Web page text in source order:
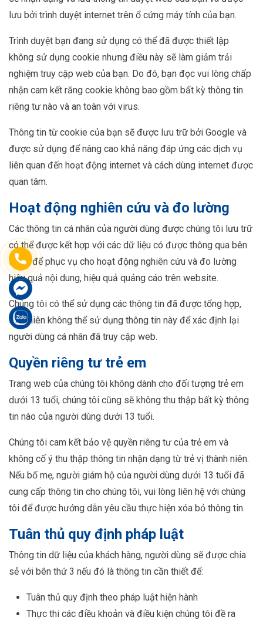
lưu bởi trình duyệt internet trên ổ cứng máy tính của bạn.
Trình duyệt bạn đang sử dụng có thể đã được thiết lập
không sử dụng cookie nhưng điều này sẽ làm giảm trải
nghiệm truy cập web của bạn. Do đó, bạn đọc vui lòng chấp
nhận cam kết răng cookie không bao gồm bất kỳ thông tin
riêng tư nào và an toàn với virus.
Thông tin từ cookie của bạn sẽ được lưu trữ bởi Google và
được sử dụng để nâng cao khả năng đáp ứng các dịch vụ
liên quan đến hoạt động internet và cách dùng internet được
quan tâm.
Hoạt động nghiên cứu và đo lường
Các thông tin cá nhân của người dùng được chúng tôi lưu trữ
có thể được kết hợp với các dữ liệu có được thông qua bên
thứ 3 để phục vụ cho hoạt động nghiên cứu và đo lường
hiệu quả nội dung, hiệu quả quảng cáo trên website.
Chúng tôi có thể sử dụng các thông tin đã được tổng hợp,
tuy nhiên không thể sử dụng thông tin này để xác định lại
người dùng cá nhân đã truy cập web.
Quyền riêng tư trẻ em
Trang web của chúng tôi không dành cho đối tượng trẻ em
dưới 13 tuổi, chúng tôi cũng sẽ không thu thập bất kỳ thông
tin nào của người dùng dưới 13 tuổi.
Chúng tôi cam kết bảo vệ quyền riêng tư của trẻ em và
không cố ý thu thập thông tin nhận dạng từ trẻ vị thành niên.
Nếu bố mẹ, người giám hộ của người dùng dưới 13 tuổi đã
cung cấp thông tin cho chúng tôi, vui lòng liên hệ với chúng
tôi để được hướng dẫn yêu cầu thực hiện xóa bỏ thông tin.
Tuân thủ quy định pháp luật
Thông tin dữ liệu của khách hàng, người dùng sẽ được chia
sẻ với bên thứ 3 nếu đó là thông tin cần thiết để:
Tuân thủ quy định theo pháp luật hiện hành
Thực thi các điều khoản và điều kiện chúng tôi đề ra